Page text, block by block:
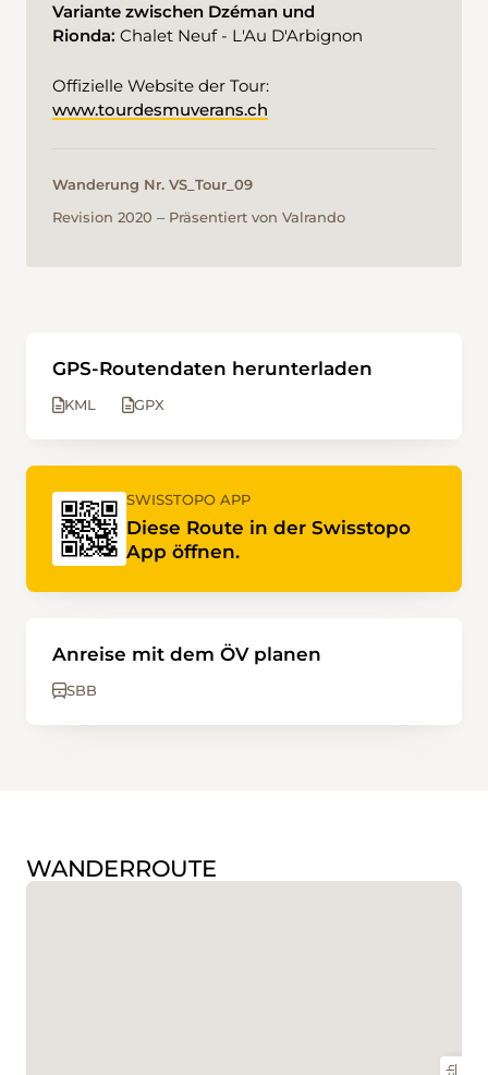
Variante zwischen Dzéman und
Rionda: Chalet Neuf - L'Au D'Arbignon
Offizielle Website der Tour:
www.tourdesmuverans.ch
Wanderung Nr. VS_Tour_09
Revision 2020 ‒ Präsentiert von Valrando
GPS-Routendaten herunterladen
KML GPX
SWISSTOPO APP
Diese Route in der Swisstopo
App öffnen.
Anreise mit dem ÖV planen
SBB
WANDERROUTE